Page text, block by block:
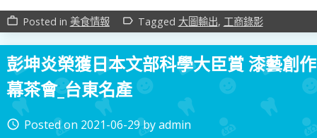
work_outline Posted in 美食情報 label_outline Tagged 大圖輸出, 工商錄影
彭坤炎榮獲日本文部科學大臣賞 漆藝創
幕茶會_台東名產
access_time Posted on 2021-06-29byadmin